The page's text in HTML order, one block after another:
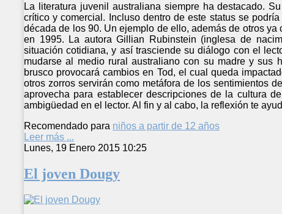
La literatura juvenil australiana siempre ha destacado.
crítico y comercial. Incluso dentro de este status se
década de los 90. Un ejemplo de ello, además de otros
en 1995. La autora Gillian Rubinstein (inglesa de
situación cotidiana, y así trasciende su diálogo con el
mudarse al medio rural australiano con su madre y sus
brusco provocará cambios en Tod, el cual queda
otros zorros servirán como metáfora de los sentimientos
aprovecha para establecer descripciones de la cultura
ambigüedad en el lector. Al fin y al cabo, la reflexión te
Recomendado para niños a partir de 12 años
Leer más ...
Lunes, 19 Enero 2015 10:25
El joven Dougy